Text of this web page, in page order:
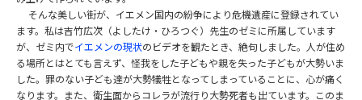
そんな美しい街が、イエメン国内の紛争により危機遺産に登録されてい
ます。私は吉竹広次（よしたけ・ひろつぐ）先生のゼミに所属しています
が、ゼミ内でイエメンの現状のビデオを観たとき、絶句しました。人が住め
る場所とはとても言えず、怪我をした子どもや親を失った子どもが大勢いま
した。罪のない子ども達が大勢犠牲となってしまっていることに、心が痛く
なります。また、衛生面からコレラが流行り大勢死者も出ています。このま